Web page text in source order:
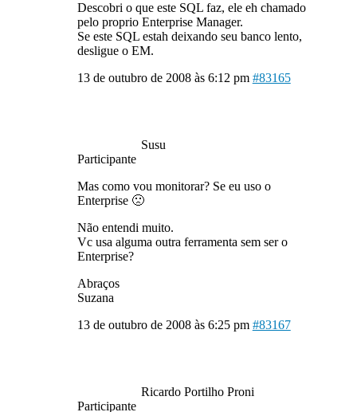
Descobri o que este SQL faz, ele eh chamado
pelo proprio Enterprise Manager.
Se este SQL estah deixando seu banco lento,
desligue o EM.
13 de outubro de 2008 às 6:12 pm #83165
Susu
Participante
Mas como vou monitorar? Se eu uso o
Enterprise 🙁
Não entendi muito.
Vc usa alguma outra ferramenta sem ser o
Enterprise?
Abraços
Suzana
13 de outubro de 2008 às 6:25 pm #83167
Ricardo Portilho Proni
Participante